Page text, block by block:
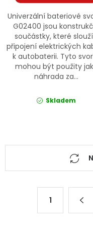
Univerzální bateriové
G02400 jsou
součástky, které
připojení elektrických
k autobaterii. Tyto
mohou být použity
náhrada za...
Skladem
Ovládací prvky
Stránkování
1